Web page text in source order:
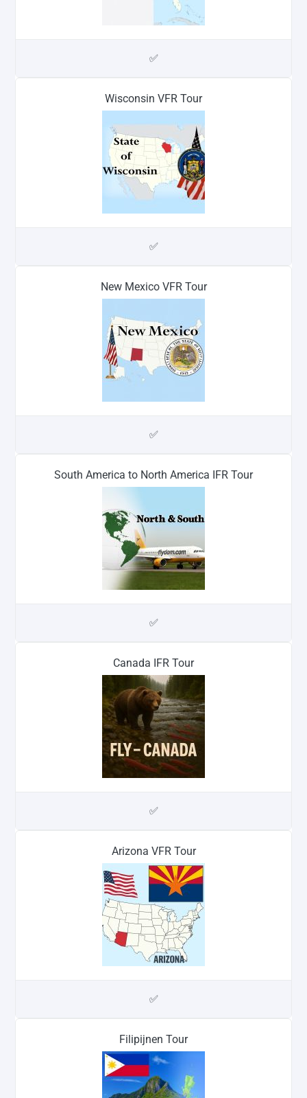
✅
Wisconsin VFR Tour
✅
New Mexico VFR Tour
✅
South America to North America IFR Tour
✅
Canada IFR Tour
✅
Arizona VFR Tour
✅
Filipijnen Tour